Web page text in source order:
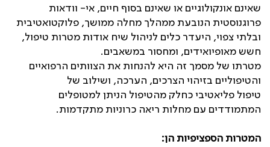
שאינם אונקולוגיים או שאינם בסוף חיים, אי- וודאות
פרוגנוסטית הנובעת ממהלך מחלה ממושך, פלוקטואטיבית
ובלתי צפוי, היעדר כלים לניהול שיח אודות מטרות טיפול,
חשש מאופיואידים, ומחסור במשאבים.‏
מטרתו של מסמך זה היא להנחות את הצוותים הרפואיים
והטיפוליים בזיהוי הצרכים, הערכה, ושילוב של
טיפול פליאטיבי כחלק מהטיפול הניתן למטופלים
המתמודדים עם מחלות ריאה כרוניות מתקדמות.‏
המטרות הספציפיות הן:‏